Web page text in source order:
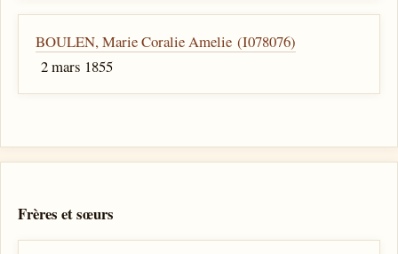
BOULEN, Marie Coralie Amelie (I078076)
2 mars 1855
Frères et sœurs